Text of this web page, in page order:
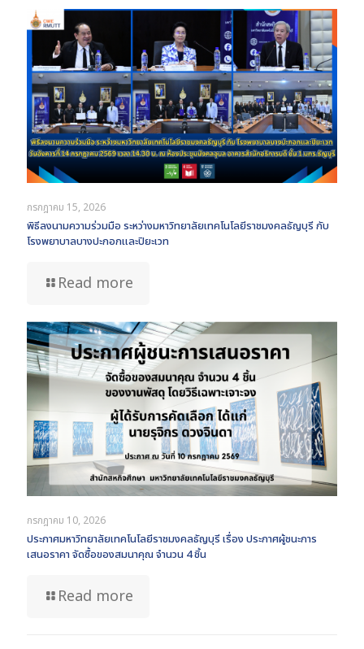
กรกฎาคม 15, 2026
พิธีลงนามความร่วมมือ ระหว่างมหาวิทยาลัยเทคโนโลยีราชมงคลธัญบุรี กับ
โรงพยาบาลบางปะกอกและปิยะเวท
Read more
กรกฎาคม 10, 2026
ประกาศมหาวิทยาลัยเทคโนโลยีราชมงคลธัญบุรี เรื่อง ประกาศผู้ชนะการ
เสนอราคา จัดซื้อของสมนาคุณ จำนวน 4 ชิ้น
Read more